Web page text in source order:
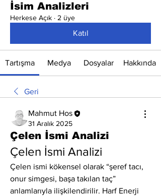
İsim Analizleri
Herkese Açık · 2 üye
Katıl
Tartışma Medya Dosyalar Hakkında
Geri
Mahmut Hos
31 Aralık 2025
Çelen İsmi Analizi
Çelen İsmi Analizi
Çelen ismi kökensel olarak “şeref tacı,
onur simgesi, başa takılan taç”
anlamlarıyla ilişkilendirilir. Harf Enerji